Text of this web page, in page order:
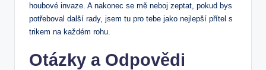
houbové invaze. A nakonec se mě neboj zeptat, pokud bys
potřeboval další rady, jsem tu pro tebe jako nejlepší přítel s
trikem na každém rohu.
Otázky a Odpovědi